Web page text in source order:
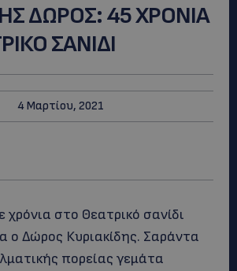
ΔΩΡΟΣ: 45 XΡΟΝΙΑ
ΣΑΝΙΔΙ
4 Μαρτίου, 2021
στο Θεατρικό σανίδι
ο Δώρος Κυριακίδης. Σαράντα
πορείας γεμάτα